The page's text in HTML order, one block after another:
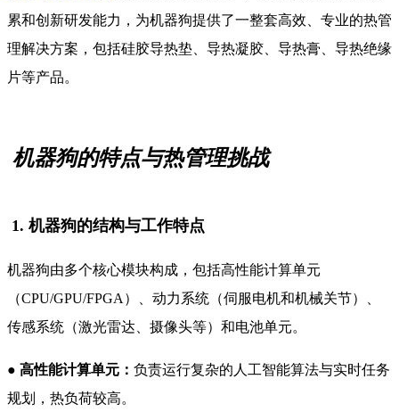
累和创新研发能力，为机器狗提供了一整套高效、专业的热管
理解决方案，包括硅胶导热垫、导热凝胶、导热膏、导热绝缘
片等产品。
机器狗的特点与热管理挑战
1. 机器狗的结构与工作特点
机器狗由多个核心模块构成，包括高性能计算单元
（CPU/GPU/FPGA）、动力系统（伺服电机和机械关节）、
传感系统（激光雷达、摄像头等）和电池单元。
● 高性能计算单元： 负责运行复杂的人工智能算法与实时任务
规划，热负荷较高。